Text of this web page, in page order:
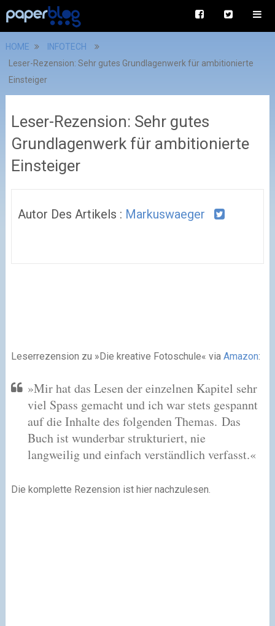
HOME
INFOTECH
Leser-Rezension: Sehr gutes Grundlagenwerk für ambitionierte
Einsteiger
Leser-Rezension: Sehr gutes
Grundlagenwerk für ambitionierte
Einsteiger
Autor Des Artikels : Markuswaeger
Leserrezension zu »Die kreative Fotoschule« via Amazon:
»Mir hat das Lesen der einzelnen Kapitel sehr
viel Spass gemacht und ich war stets gespannt
auf die Inhalte des folgenden Themas. Das
Buch ist wunderbar strukturiert, nie
langweilig und einfach verständlich verfasst.«
Die komplette Rezension ist hier nachzulesen.